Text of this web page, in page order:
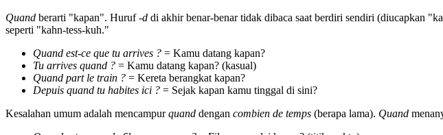
Quand berarti "kapan". Huruf-d di akhir benar-benar tidak dibaca saat berdiri sendiri (diucapkan
seperti "kahn-tess-kuh."
Quand est-ce que tu arrives ? = Kamu datang kapan?
Tu arrives quand ? = Kamu datang kapan? (kasual)
Quand part le train ? = Kereta berangkat kapan?
Depuis quand tu habites ici ? = Sejak kapan kamu tinggal di sini?
Kesalahan umum adalah mencampurquand dengan combien de temps (berapa lama). Quand